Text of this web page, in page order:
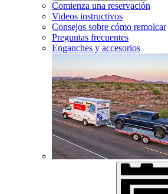
Comienza una reservación
Videos instructivos
Consejos sobre cómo remolcar
Preguntas frecuentes
Enganches y accesorios